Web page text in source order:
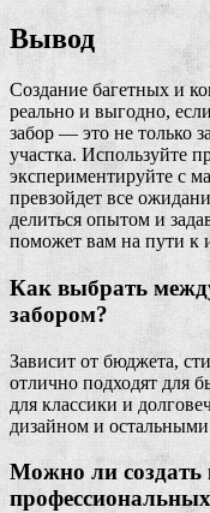
Вывод
Создание багетных и
реально и выгодно,
забор — это не только
участка. Используйте
экспериментируйте с
превзойдет все
делиться опытом и
поможет вам на пути к
Как выбрать
забором?
Зависит от бюджета,
отлично подходят для
для классики и
дизайном и
Можно ли создать